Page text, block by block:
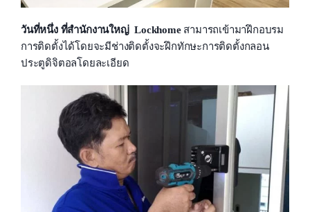
วันที่หนึ่ง ที่สำนักงานใหญ่ Lockhomeสามารถเข้ามาฝึกอบรม
การติดตั้งได้โดยจะมีช่างติดตั้งจะฝึกทักษะการติดตั้งกลอน
ประตูดิจิตอลโดยละเอียด